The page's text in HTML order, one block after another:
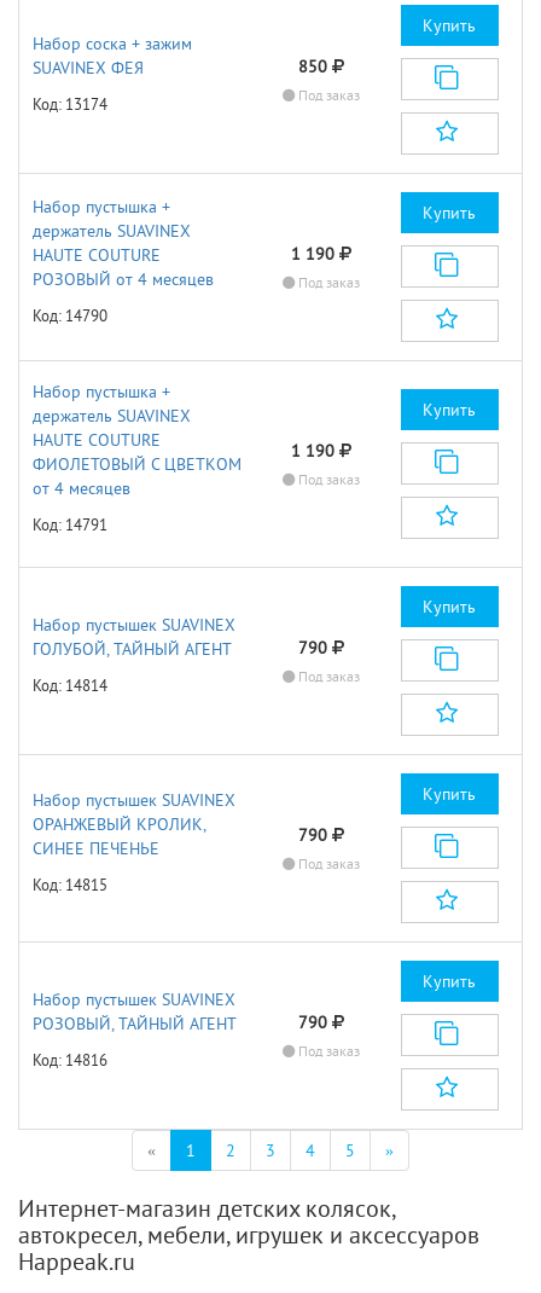
Набор соска + зажим
SUAVINEX ФЕЯ
Код: 13174
850
Под заказ
Купить
Набор пустышка +
держатель SUAVINEX
HAUTE COUTURE
РОЗОВЫЙ от 4 месяцев
Код: 14790
1 190
Под заказ
Купить
Набор пустышка +
держатель SUAVINEX
HAUTE COUTURE
ФИОЛЕТОВЫЙ С ЦВЕТКОМ
от 4 месяцев
Код: 14791
1 190
Под заказ
Купить
Набор пустышек SUAVINEX
ГОЛУБОЙ, ТАЙНЫЙ АГЕНТ
Код: 14814
790
Под заказ
Купить
Набор пустышек SUAVINEX
ОРАНЖЕВЫЙ КРОЛИК,
СИНЕЕ ПЕЧЕНЬЕ
Код: 14815
790
Под заказ
Купить
Набор пустышек SUAVINEX
РОЗОВЫЙ, ТАЙНЫЙ АГЕНТ
Код: 14816
790
Под заказ
Купить
« 1 (текущая)
2 3 4 5 »
Интернет-магазин детских колясок,
автокресел, мебели, игрушек и аксессуаров
Happeak.ru